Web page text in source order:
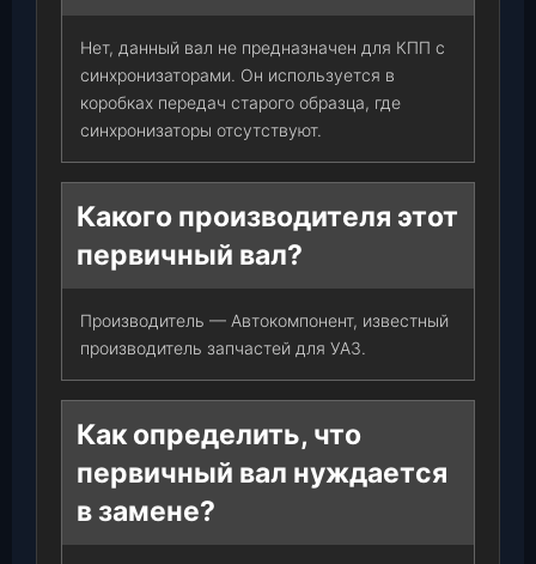
Нет, данный вал не предназначен для КПП с
синхронизаторами. Он используется в
коробках передач старого образца, где
синхронизаторы отсутствуют.
Какого производителя этот
первичный вал?
Производитель — Автокомпонент, известный
производитель запчастей для УАЗ.
Как определить, что
первичный вал нуждается
в замене?